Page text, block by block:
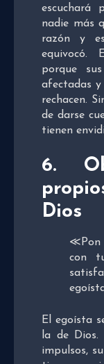
escuchará
nadie más
razón y
equivocó.
porque
afectadas y
rechacen.
de darse
tienen
6.
Dios
≪
con
El egoísta
la de Dios.
impulsos,